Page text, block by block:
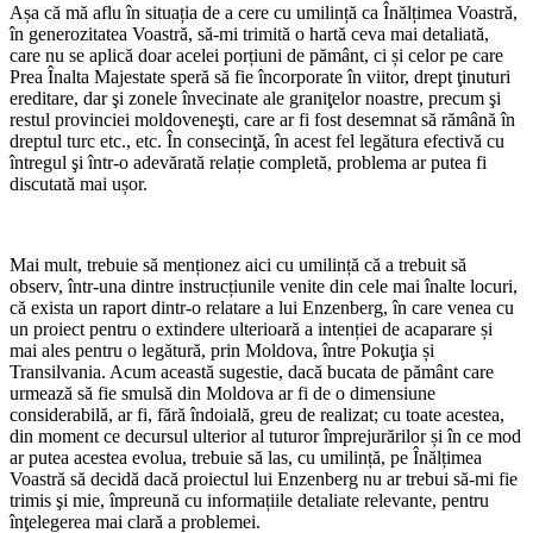
Așa că mă aflu în situația de a cere cu umilință ca Înălțimea Voastră,
în generozitatea Voastră, să-mi trimită o hartă ceva mai detaliată,
care nu se aplică doar acelei porțiuni de pământ, ci și celor pe care
Prea Înalta Majestate speră să fie încorporate în viitor, drept ţinuturi
ereditare, dar şi zonele învecinate ale graniţelor noastre, precum şi
restul provinciei moldoveneşti, care ar fi fost desemnat să rămână în
dreptul turc etc., etc. În consecinţă, în acest fel legătura efectivă cu
întregul şi într-o adevărată relație completă, problema ar putea fi
discutată mai ușor.
Mai mult, trebuie să menționez aici cu umilință că a trebuit să
observ, într-una dintre instrucțiunile venite din cele mai înalte locuri,
că exista un raport dintr-o relatare a lui Enzenberg, în care venea cu
un proiect pentru o extindere ulterioară a intenției de acaparare și
mai ales pentru o legătură, prin Moldova, între Pokuţia și
Transilvania. Acum această sugestie, dacă bucata de pământ care
urmează să fie smulsă din Moldova ar fi de o dimensiune
considerabilă, ar fi, fără îndoială, greu de realizat; cu toate acestea,
din moment ce decursul ulterior al tuturor împrejurărilor și în ce mod
ar putea acestea evolua, trebuie să las, cu umilință, pe Înălțimea
Voastră să decidă dacă proiectul lui Enzenberg nu ar trebui să-mi fie
trimis şi mie, împreună cu informațiile detaliate relevante, pentru
înţelegerea mai clară a problemei.